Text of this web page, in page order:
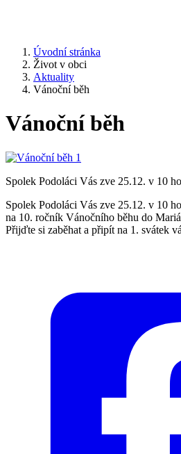
Úvodní stránka
Život v obci
Aktuality
Vánoční běh
Vánoční běh
Spolek Podoláci Vás zve 25.12. v 10
Spolek Podoláci Vás zve 25.12. v 10
na 10. ročník Vánočního běhu do
Přijďte si zaběhat a připít na 1. svátek